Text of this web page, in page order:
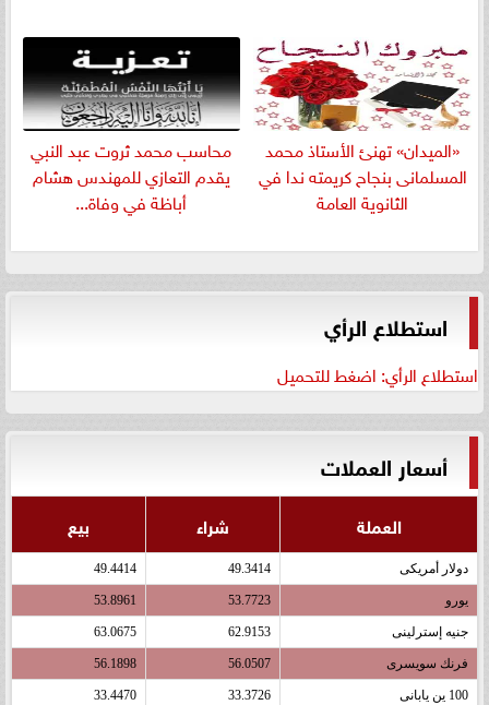
«الميدان» تهنئ الأستاذ محمد
المسلمانى بنجاح كريمته ندا في
الثانوية العامة
​محاسب محمد ثروت عبد النبي
يقدم التعازي للمهندس هشام
أباظة في وفاة...
استطلاع الرأي
استطلاع الرأي: اضغط للتحميل
أسعار العملات
العملة شراء بيع
دولار أمريكى 49.3414
49.4414
يورو 53.7723
53.8961
جنيه إسترلينى 62.9153
63.0675
فرنك سويسرى 56.0507
56.1898
100 ين يابانى 33.3726
33.4470